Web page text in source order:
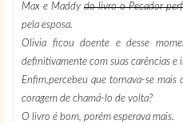
Max e Maddydo livro o Pecador
pela esposa.
Olivia ficou doente e desse
definitivamente com suas carências e
Enfim,percebeu que tornava-se
coragem de chamá-lo de volta?
O livro é bom, porém esperava mais.